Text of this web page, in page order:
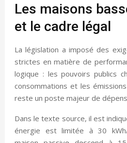
Les maisons
et le cadre légal
La législation a imposé des
strictes en matière de
logique : les pouvoirs publics
consommations et les
reste un poste majeur de
Dans le texte source, il est
énergie est limitée à 30 kWh/